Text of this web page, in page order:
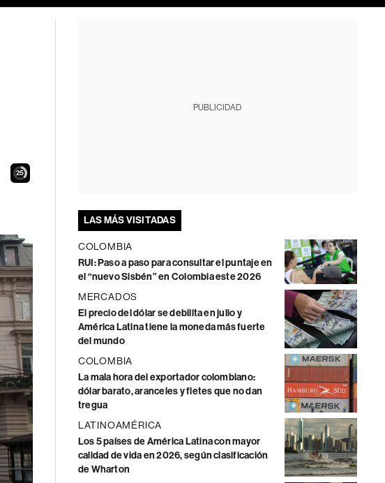
24
PUBLICIDAD
LAS MÁS VISITADAS
COLOMBIA
RUI: Paso a paso para consultar el puntaje en
el “nuevo Sisbén” en Colombia este 2026
MERCADOS
El precio del dólar se debilita en julio y
América Latina tiene la moneda más fuerte
del mundo
COLOMBIA
La mala hora del exportador colombiano:
dólar barato, aranceles y fletes que no dan
tregua
LATINOAMÉRICA
Los 5 países de América Latina con mayor
calidad de vida en 2026, según clasificación
de Wharton